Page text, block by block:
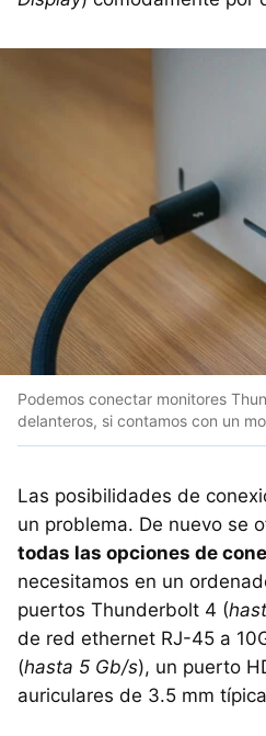
Podemos conectar monitores
delanteros, si contamos con un
Las posibilidades de
un problema. De nuevo se
todas las opciones de
necesitamos en un
puertos Thunderbolt 4 (
de red ethernet RJ-45 a
(hasta 5 Gb/s), un puerto
auriculares de 3.5 mm